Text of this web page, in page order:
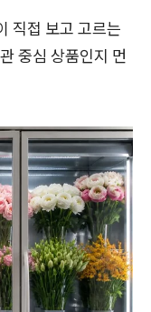
직접 보고 고르는
중심 상품인지 먼